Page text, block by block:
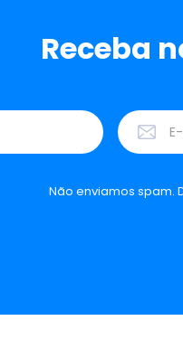
Receba
Não enviamos spam.